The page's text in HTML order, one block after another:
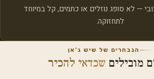
— לא סופג נוזלים או כתמים, קל במיוחד
לתחזוקה.
הנבחרים של שיש ג'אן
מובילים שכדאי להכיר